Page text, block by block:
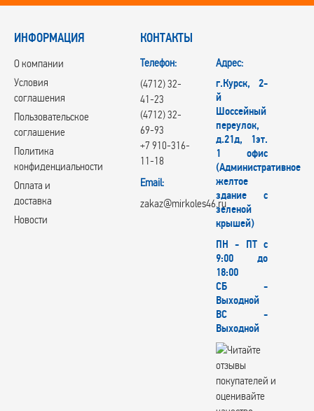
ИНФОРМАЦИЯ
О компании
Условия
соглашения
Пользовательское
соглашение
Политика
конфиденциальности
Оплата и
доставка
Новости
КОНТАКТЫ
Телефон:
(4712) 32-
41-23
(4712) 32-
69-93
+7 910-316-
11-18
Email:
zakaz@mirkoles46.ru
Адрес:
г.Курск, 2-
й
Шоссейный
переулок,
д.21д, 1эт.
1 офис
(Административное
желтое
здание с
зеленой
крышей)
ПН - ПТ с
9:00 до
18:00
СБ -
Выходной
ВС -
Выходной